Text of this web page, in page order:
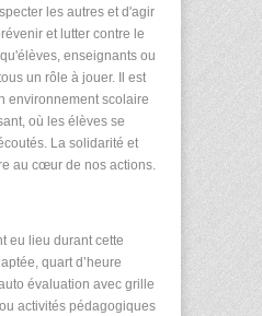
les autres et d'agir
et lutter contre le
enseignants ou
un rôle à jouer. Il est
environnement scolaire
où les élèves se
La solidarité et
au cœur de nos actions.
eu lieu durant cette
quart d’heure
évaluation avec grille
activités pédagogiques